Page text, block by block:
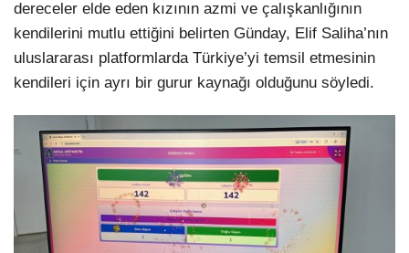
dereceler elde eden kızının azmi ve çalışkanlığının
kendilerini mutlu ettiğini belirten Günday, Elif Saliha’nın
uluslararası platformlarda Türkiye’yi temsil etmesinin
kendileri için ayrı bir gurur kaynağı olduğunu söyledi.